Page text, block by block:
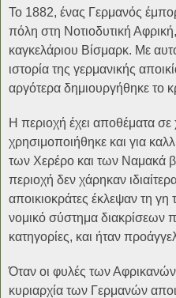
Το 1882, ένας Γερμανός
πόλη στη Νοτιοδυτική
καγκελάριου Βίσμαρκ. Με
ιστορία της γερμανικής
αργότερα δημιουργήθηκε το
Η περιοχή έχει αποθέματα
χρησιμοποιήθηκε και για
των Χερέρο και των Ναμακά
περιοχή δεν χάρηκαν
αποικιοκράτες έκλεψαν τη
νομικό σύστημα διακρίσεων
κατηγορίες, και ήταν
Όταν οι φυλές των Αφρικανών
κυριαρχία των Γερμανών